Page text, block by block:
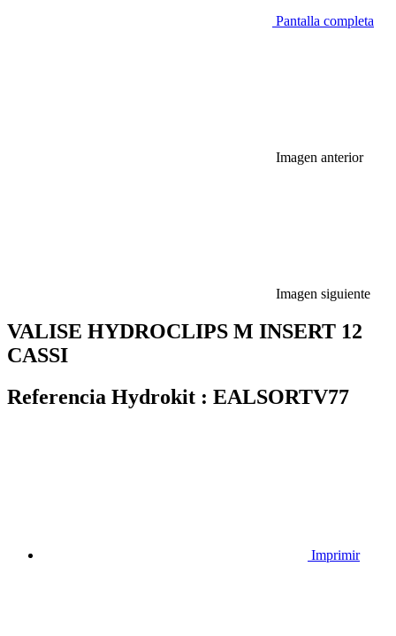
Pantalla completa
Imagen anterior
Imagen siguiente
VALISE HYDROCLIPS M INSERT 12
CASSI
Referencia Hydrokit : EALSORTV77
Imprimir